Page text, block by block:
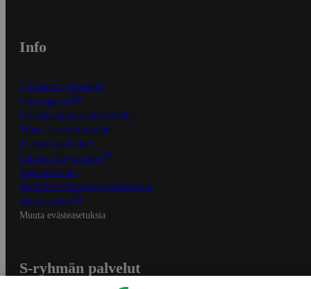
Info
S-Business yrityksille
Oiva-raportit
Osuuskauppojen yhteystiedot
Tilaus- ja toimitusehdot
Tietosuojakäytäntö
Palvelun käyttöehdot
Saavutettavuus
Mobiilisovelluksen saavutettavuus
Mainostajalle
Muuta evästeasetuksia
S-ryhmän palvelut